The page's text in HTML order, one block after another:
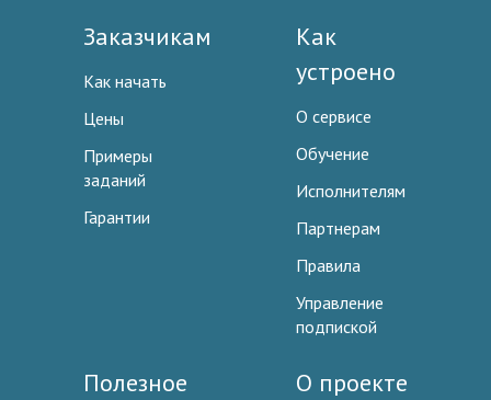
Заказчикам
Как начать
Цены
Примеры
заданий
Гарантии
Как
устроено
О сервисе
Обучение
Исполнителям
Партнерам
Правила
Управление
подпиской
Полезное О проекте